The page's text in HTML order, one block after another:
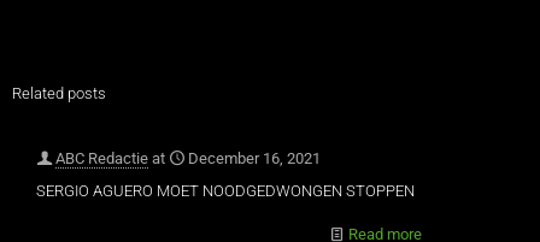
Related posts
ABC Redactie at
December 16, 2021
SERGIO AGUERO MOET NOODGEDWONGEN STOPPEN
Read more